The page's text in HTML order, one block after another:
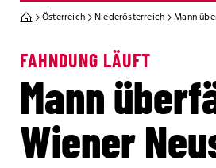
Österreich Niederösterreich Mann
FAHNDUNG LÄUFT
Mann
Wiener